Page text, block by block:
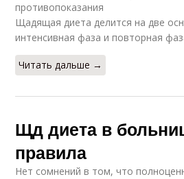
противопоказания
Щадящая диета делится на две
интенсивная фаза и повторная
Читать дальше →
Щд диета в
правила
Нет сомнений в том, что